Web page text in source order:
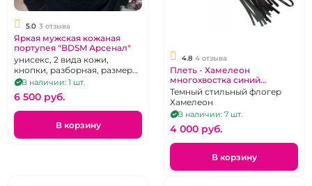
5.0 3 отзыва
Яркая мужская кожаная
портупея "BDSM Арсенал"
унисекс, 2 вида кожи,
кнопки, разборная, размер
44-54 / S-L
В наличии: 1 шт.
6 500 pуб.
В корзину
4.8 4 отзыва
Плеть - Хамелеон
многохвостка синий
перламутр "ИнтимХаус"
Темный стильный флогер
Хамелеон
В наличии: 7 шт.
4 000 pуб.
В корзину